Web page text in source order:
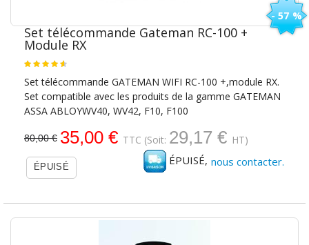
- 57 %
Set télécommande Gateman RC-100 +
Module RX
Set télécommande GATEMAN WIFI RC-100 +,module RX.
Set compatible avec les produits de la gamme GATEMAN
ASSA ABLOYWV40, WV42, F10, F100
80,00 € 35,00 € TTC (Soit: 29,17 € HT)
ÉPUISÉ, nous contacter.
ÉPUISÉ